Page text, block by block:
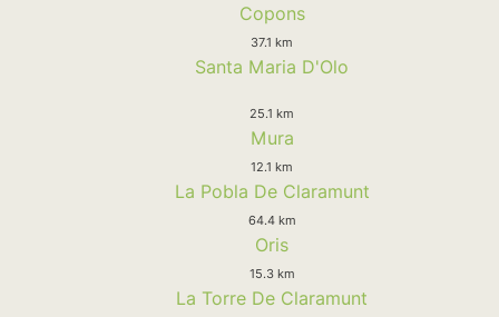
Copons
37.1 km
Santa Maria D'Olo
25.1 km
Mura
12.1 km
La Pobla De Claramunt
64.4 km
Oris
15.3 km
La Torre De Claramunt